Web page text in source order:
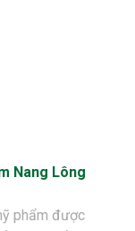
Nang Lông
phẩm được